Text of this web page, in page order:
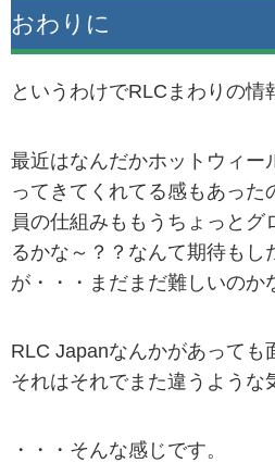
おわりに
というわけでRLCまわりの情
最近はなんだかホットウィー
ってきてくれてる感もあった
員の仕組みももうちょっとグ
るかな～？？なんて期待もし
が・・・まだまだ難しいのか
RLC Japanなんかがあっても
それはそれでまた違うような
・・・そんな感じです。